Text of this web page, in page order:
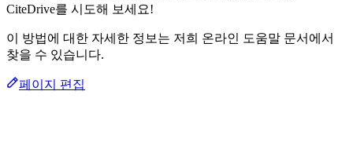
CiteDrive를 시도해 보세요!
이 방법에 대한 자세한 정보는 저희 온라인 도움말 문서에서
찾을 수 있습니다.
페이지 편집